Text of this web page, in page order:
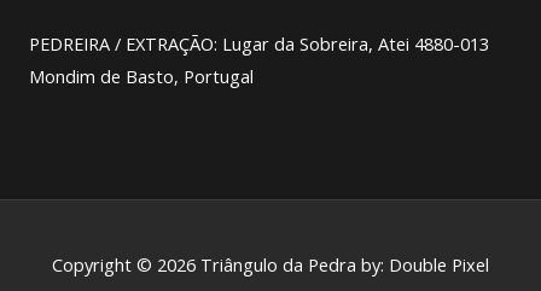
PEDREIRA / EXTRAÇÃO: Lugar da Sobreira, Atei 4880-013
Mondim de Basto, Portugal
Copyright © 2026 Triângulo da Pedra by: Double Pixel